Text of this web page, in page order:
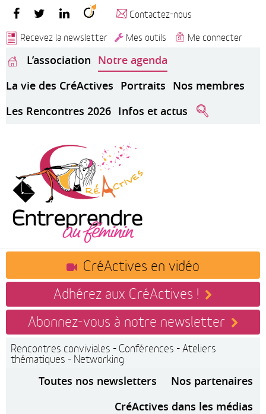
Contactez-nous
Recevez la newsletter
Mes outils Me connecter
L’association Notre agenda
La vie des CréActives Portraits Nos membres
Les Rencontres 2026 Infos et actus
CréActives en vidéo
Adhérez aux CréActives !
Abonnez-vous à notre newsletter
Rencontres conviviales - Conférences - Ateliers
thématiques - Networking
Toutes nos newsletters
Nos partenaires
CréActives dans les médias